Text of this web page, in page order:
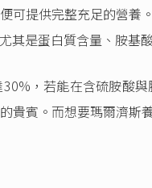
可提供完整充足的營養
其是蛋白質含量、胺基
，若能在含硫胺酸
貴賓。而想要瑪爾濟斯